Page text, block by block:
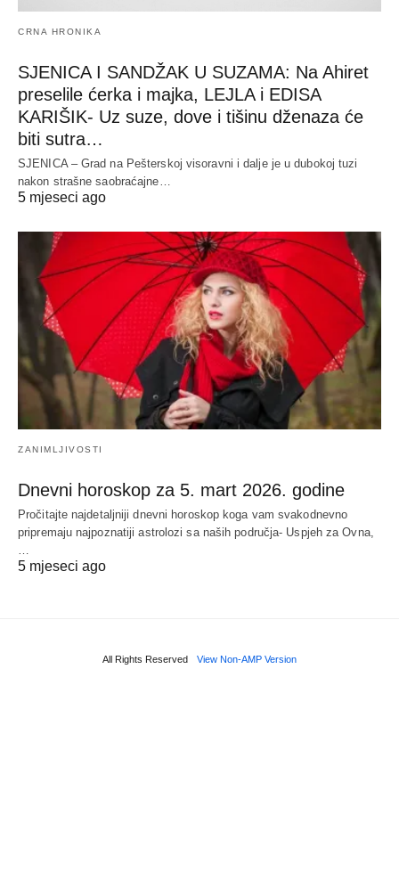
CRNA HRONIKA
SJENICA I SANDŽAK U SUZAMA: Na Ahiret
preselile ćerka i majka, LEJLA i EDISA
KARIŠIK- Uz suze, dove i tišinu dženaza će
biti sutra…
SJENICA – Grad na Pešterskoj visoravni i dalje je u dubokoj tuzi
nakon strašne saobraćajne…
5 mjeseci ago
ZANIMLJIVOSTI
Dnevni horoskop za 5. mart 2026. godine
Pročitajte najdetaljniji dnevni horoskop koga vam svakodnevno
pripremaju najpoznatiji astrolozi sa naših područja- Uspjeh za Ovna,
5 mjeseci ago
All Rights Reserved View Non-AMP Version